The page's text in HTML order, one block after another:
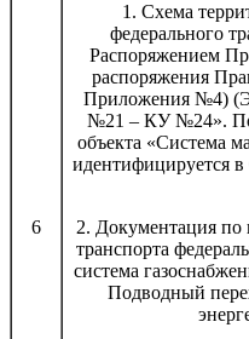
6
1. Схема
федерального
Распоряжением
распоряжения
Приложения №4)
№21 – КУ №24».
объекта «Система
идентифицируется
2. Документация по
транспорта
система
Подводный